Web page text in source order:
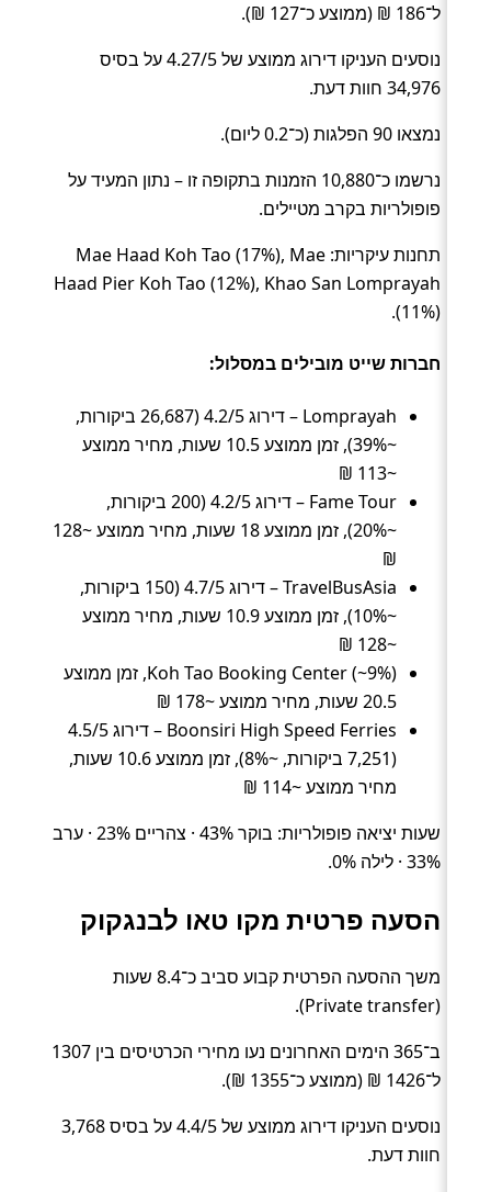
ל־186 ₪ (ממוצע כ־127 ₪).
נוסעים העניקו דירוג ממוצע של 4.27/5 על בסיס
34,976 חוות דעת.
נמצאו 90 הפלגות (כ־0.2 ליום).
נרשמו כ־10,880 הזמנות בתקופה זו – נתון המעיד על
פופולריות בקרב מטיילים.
תחנות עיקריות: Mae Haad Koh Tao (17%), Mae
Haad Pier Koh Tao (12%), Khao San Lomprayah
(11%).
חברות שייט מובילים במסלול:
Lomprayah – דירוג 4.2/5 (26,687 ביקורות,
~39%), זמן ממוצע 10.5 שעות, מחיר ממוצע
~113 ₪
Fame Tour – דירוג 4.2/5 (200 ביקורות,
~20%), זמן ממוצע 18 שעות, מחיר ממוצע ~128
₪
TravelBusAsia – דירוג 4.7/5 (150 ביקורות,
~10%), זמן ממוצע 10.9 שעות, מחיר ממוצע
~128 ₪
Koh Tao Booking Center (~9%), זמן ממוצע
20.5 שעות, מחיר ממוצע ~178 ₪
Boonsiri High Speed Ferries – דירוג 4.5/5
(7,251 ביקורות, ~8%), זמן ממוצע 10.6 שעות,
מחיר ממוצע ~114 ₪
שעות יציאה פופולריות: בוקר 43% · צהריים 23% · ערב
33% · לילה 0%.
הסעה פרטית מקו טאו לבנגקוק
משך ההסעה הפרטית קבוע סביב כ־8.4 שעות
(Private transfer).
ב־365 הימים האחרונים נעו מחירי הכרטיסים בין 1307
ל־1426 ₪ (ממוצע כ־1355 ₪).
נוסעים העניקו דירוג ממוצע של 4.4/5 על בסיס 3,768
חוות דעת.